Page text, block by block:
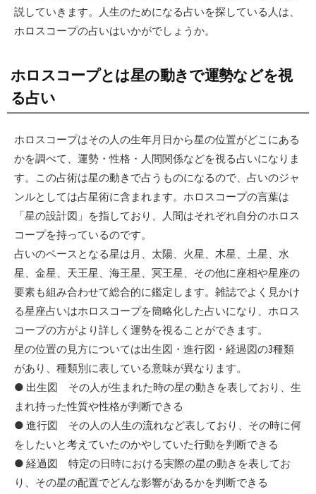
説していきます。人生のためになる占いを探している人は、
ホロスコープの占いはいかがでしょうか。
ホロスコープとは星の動きで運勢などを視
る占い
ホロスコープはその人の生年月日から星の位置がどこにある
かを調べて、運勢・性格・人間関係などを視る占いになりま
す。この占術は星の動きで占うものになるので、占いのジャ
ンルとしては占星術に含まれます。ホロスコープの言葉は
「星の設計図」を指しており、人間はそれぞれ自分のホロス
コープを持っているのです。
占いのベースとなる星は月、太陽、火星、木星、土星、水
星、金星、天王星、海王星、冥王星、その他に座相や星座の
要素も組み合わせて総合的に鑑定します。雑誌でよく見かけ
る星座占いはホロスコープを簡略化した占いになり、ホロス
コープの方がより詳しく運勢を視ることができます。
星の位置の見方については出生図・進行図・経過図の3種類
があり、種類別に表している意味が異なります。
● 出生図 その人が生まれた時の星の動きを表しており、生
まれ持った性質や性格が判断できる
● 進行図 その人の人生の流れなど表しており、その時に何
をしたいと考えていたのかやしていた行動を判断できる
● 経過図 特定の日時における実際の星の動きを表してお
り、その星の配置でどんな影響があるかを判断できる